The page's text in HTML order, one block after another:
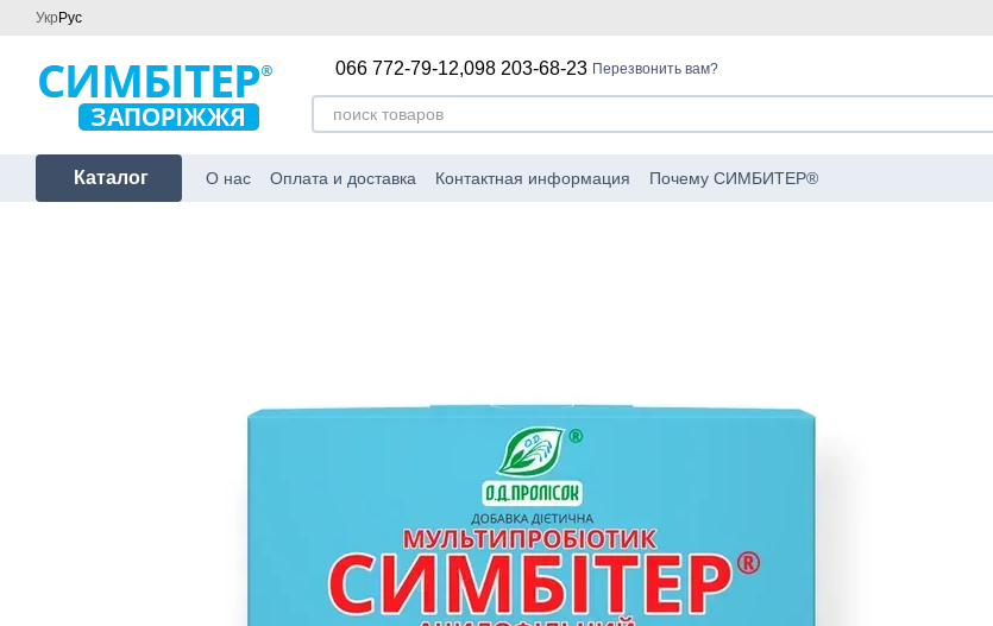
Перейти к основному контенту
Укр Рус
066 772-79-12,098 203-68-23 Перезвонить вам?
Каталог О нас Оплата и доставка Контактная информация Почему СИМБИТЕР®